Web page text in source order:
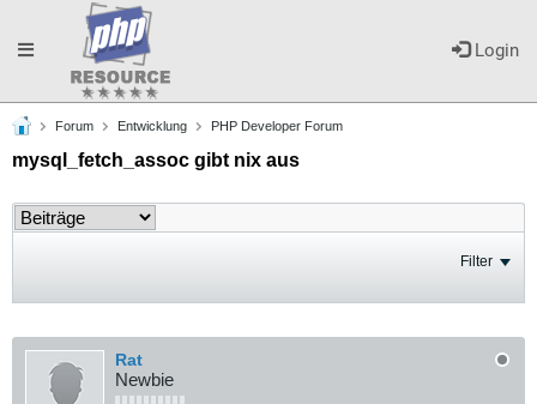
Login
Toggle
navigation
Forum Entwicklung PHP Developer Forum
mysql_fetch_assoc gibt nix aus
Filter
Rat
Newbie